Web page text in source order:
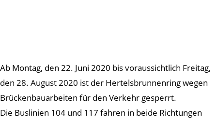
Ab Montag, den 22. Juni 2020 bis voraussichtlich Freitag,
den 28. August 2020 ist der Hertelsbrunnenring wegen
Brückenbauarbeiten für den Verkehr gesperrt.
Die Buslinien 104 und 117 fahren in beide Richtungen